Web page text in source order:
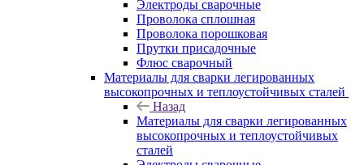
Электроды сварочные
Проволока сплошная
Проволока порошковая
Прутки присадочные
Флюс сварочный
Материалы для сварки легированных
высокопрочных и теплоустойчивых сталей
Назад
Материалы для сварки легированных
высокопрочных и теплоустойчивых
сталей